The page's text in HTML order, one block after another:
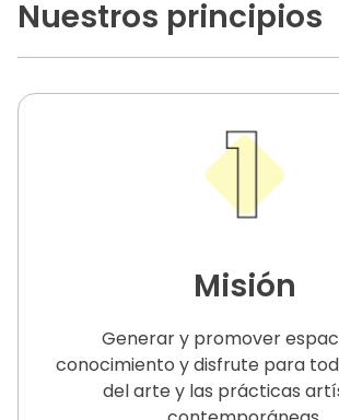
Nuestros principios
Misión
Generar y promover
conocimiento y disfrute para
del arte y las prácticas